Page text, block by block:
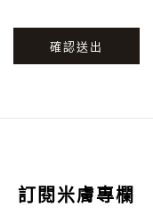
確認送出
訂閱米膚專欄